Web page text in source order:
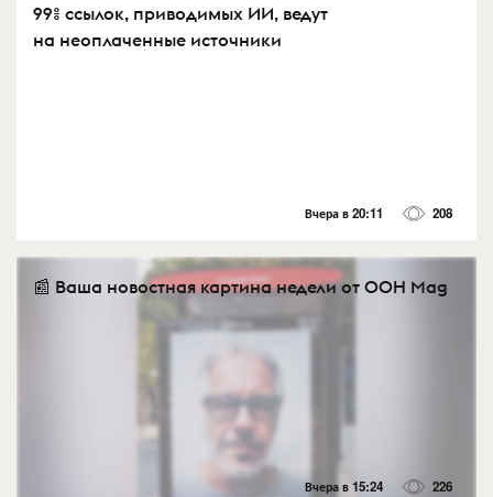
99% ссылок, приводимых ИИ, ведут
на неоплаченные источники
Вчера в 20:11 208
📰 Ваша новостная картина недели от OOH Mag
Вчера в 15:24 226